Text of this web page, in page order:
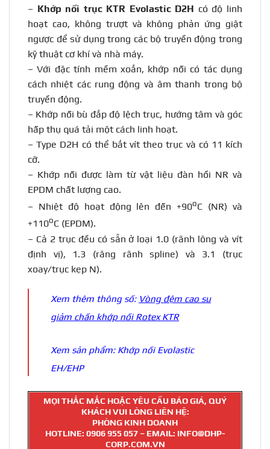
– Khớp nối trục KTR Evolastic D2H có độ linh
hoạt cao, không trượt và không phản ứng giật
ngược để sử dụng trong các bộ truyền động trong
kỹ thuật cơ khí và nhà máy.
– Với đặc tính mềm xoắn, khớp nối có tác dụng
cách nhiệt các rung động và âm thanh trong bộ
truyền động.
– Khớp nối bù đắp độ lệch trục, hướng tâm và góc
hấp thụ quá tải một cách linh hoạt.
– Type D2H có thể bắt vít theo trục và có 11 kích
cỡ.
– Khớp nối được làm từ vật liệu đàn hồi NR và
EPDM chất lượng cao.
– Nhiệt độ hoạt động lên đến +90oC (NR) và
+110oC (EPDM).
– Cả 2 trục đều có sẵn ở loại 1.0 (rãnh lông và vít
định vị), 1.3 (răng rãnh spline) và 3.1 (trục
xoay/trục kẹp N).
Xem thêm thông số: Vòng đệm cao su
giảm chấn khớp nối Rotex KTR
Xem sản phẩm: Khớp nối Evolastic
EH/EHP
MỌI THẮC MẮC HOẶC YÊU CẦU BÁO GIÁ, QUÝ
KHÁCH VUI LÒNG LIÊN HỆ:
PHÒNG KINH DOANH
HOTLINE: 0906 955 057– EMAIL: INFO@DHP-
CORP.COM.VN